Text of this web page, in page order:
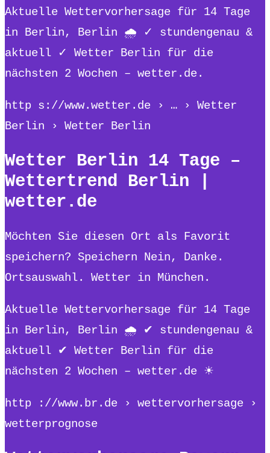
Aktuelle Wettervorhersage für 14 Tage
in Berlin, Berlin 🌧️ ✓ stundengenau &
aktuell ✓ Wetter Berlin für die
nächsten 2 Wochen – wetter.de.
http s://www.wetter.de › … › Wetter
Berlin › Wetter Berlin
Wetter Berlin 14 Tage –
Wettertrend Berlin |
wetter.de
Möchten Sie diesen Ort als Favorit
speichern? Speichern Nein, Danke.
Ortsauswahl. Wetter in München.
Aktuelle Wettervorhersage für 14 Tage
in Berlin, Berlin 🌧️ ✔ stundengenau &
aktuell ✔ Wetter Berlin für die
nächsten 2 Wochen – wetter.de ☀
http ://www.br.de › wettervorhersage ›
wetterprognose